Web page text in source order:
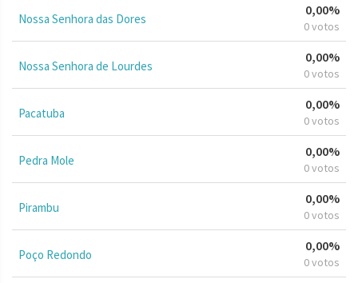
Nossa Senhora das Dores
0,00%
0 votos
Nossa Senhora de Lourdes
0,00%
0 votos
Pacatuba
0,00%
0 votos
Pedra Mole
0,00%
0 votos
Pirambu
0,00%
0 votos
Poço Redondo
0,00%
0 votos